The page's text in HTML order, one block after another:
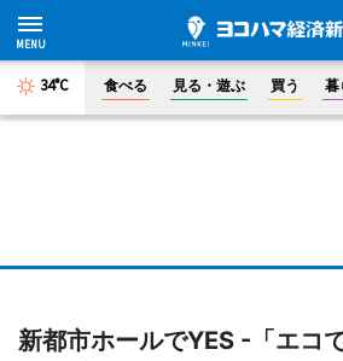
34°C 食べる 見る・遊ぶ 買う 暮
新都市ホールでYES -「エコ